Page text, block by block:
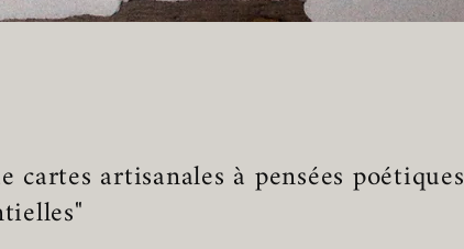
cartes artisanales à pensées poétiques